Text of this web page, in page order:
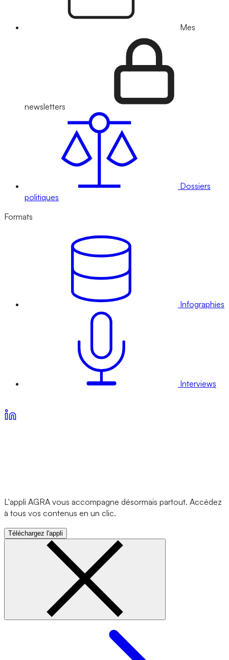
Mes
newsletters
Dossiers
politiques
Formats
Infographies
Interviews
L'appli AGRA vous accompagne désormais partout. Accédez
à tous vos contenus en un clic.
Téléchargez l'appli